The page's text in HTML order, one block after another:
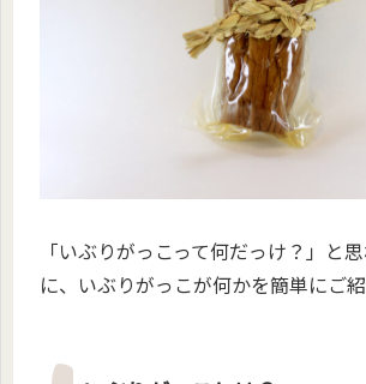
「いぶりがっこって何だっけ？」と
に、いぶりがっこが何かを簡単にご紹